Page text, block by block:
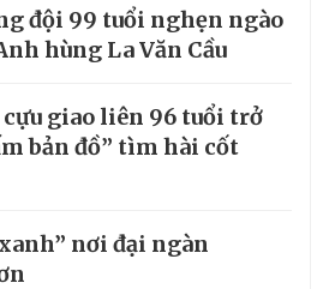
đội 99 tuổi nghẹn ngào
hùng La Văn Cầu
cựu giao liên 96 tuổi trở
bản đồ” tìm hài cốt
nơi đại ngàn